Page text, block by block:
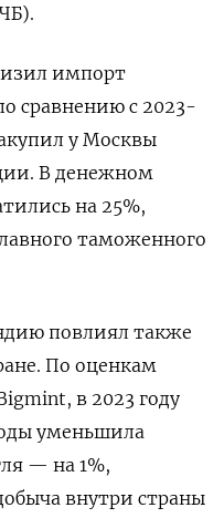
импорт
сравнению с 2023-
у Москвы
В денежном
на 25%,
таможенного
повлиял также
По оценкам
в 2023 году
уменьшила
— на 1%,
внутри страны